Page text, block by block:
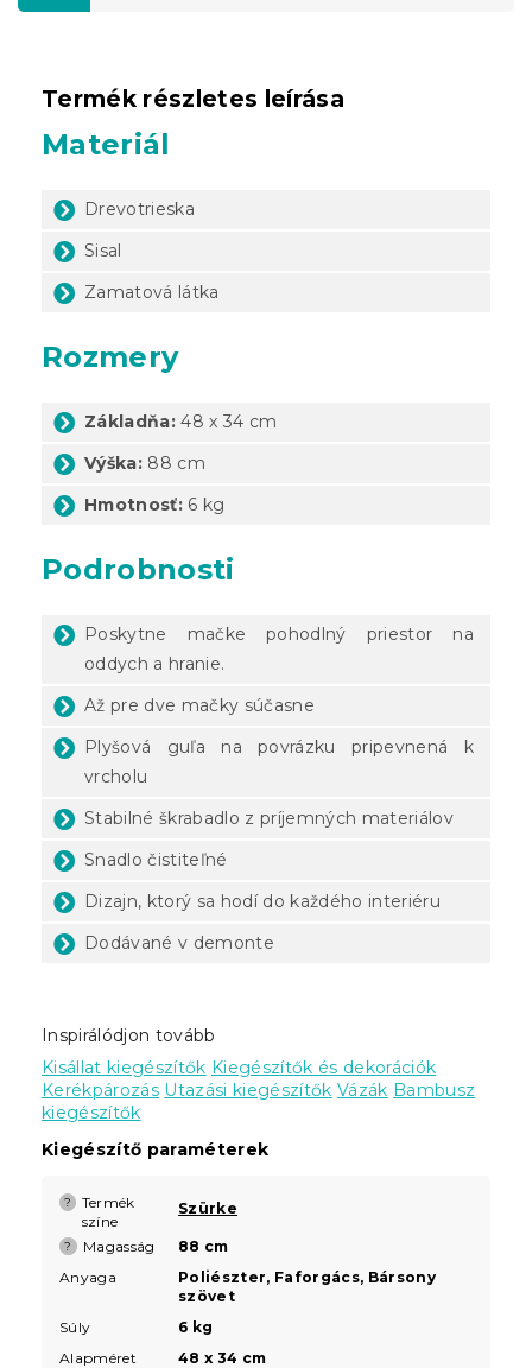
Termék részletes leírása
Materiál
Drevotrieska
Sisal
Zamatová látka
Rozmery
Základňa: 48 x 34 cm
Výška: 88 cm
Hmotnosť: 6 kg
Podrobnosti
Poskytne mačke pohodlný priestor na
oddych a hranie.
Až pre dve mačky súčasne
Plyšová guľa na povrázku pripevnená k
vrcholu
Stabilné škrabadlo z príjemných materiálov
Snadlo čistiteľné
Dizajn, ktorý sa hodí do každého interiéru
Dodávané v demonte
Inspirálódjon tovább
Kisállat kiegészítők Kiegészítők és dekorációk
Kerékpározás Utazási kiegészítők Vázák Bambusz
kiegészítők
Kiegészítő paraméterek
?
Termék
színe
Szürke
? Magasság
88 cm
Anyaga
Poliészter, Faforgács, Bársony
szövet
Súly
6 kg
Alapméret
48 x 34 cm